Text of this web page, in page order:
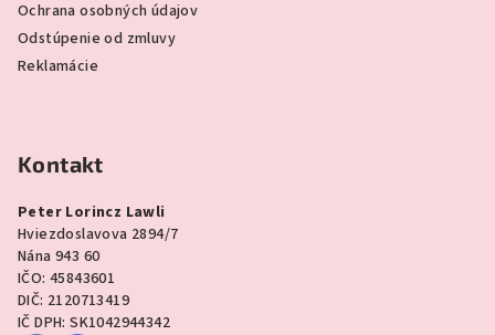
Ochrana osobných údajov
Odstúpenie od zmluvy
Reklamácie
Kontakt
Peter Lorincz Lawli
Hviezdoslavova 2894/7
Nána 943 60
IČO: 45843601
DIČ: 2120713419
IČ DPH: SK1042944342